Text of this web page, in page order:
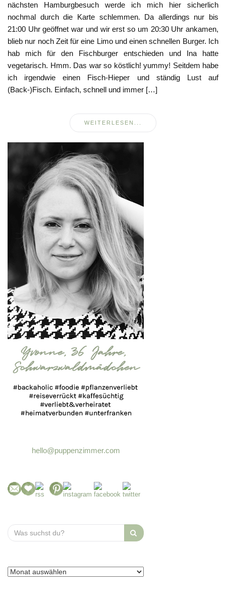
nächsten Hamburgbesuch werde ich mich hier sicherlich
nochmal durch die Karte schlemmen. Da allerdings nur bis
21:00 Uhr geöffnet war und wir erst so um 20:30 Uhr ankamen,
blieb nur noch Zeit für eine Limo und einen schnellen Burger. Ich
hab mich für den Fischburger entschieden und Ina hatte
vegetarisch. Hmm. Das war so köstlich! yummy! Seitdem habe
ich irgendwie einen Fisch-Hieper und ständig Lust auf
(Back-)Fisch. Einfach, schnell und immer […]
WEITERLESEN...
hello@puppenzimmer.com
Search
for: